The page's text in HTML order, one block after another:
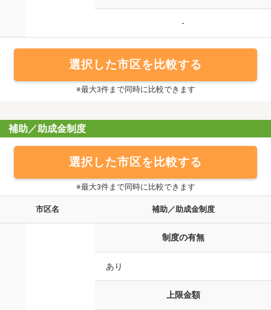
-
選択した市区を比較する
※最大3件まで同時に比較できます
補助／助成金制度
選択した市区を比較する
※最大3件まで同時に比較できます
市区名 補助／助成金制度
制度の有無
あり
上限金額